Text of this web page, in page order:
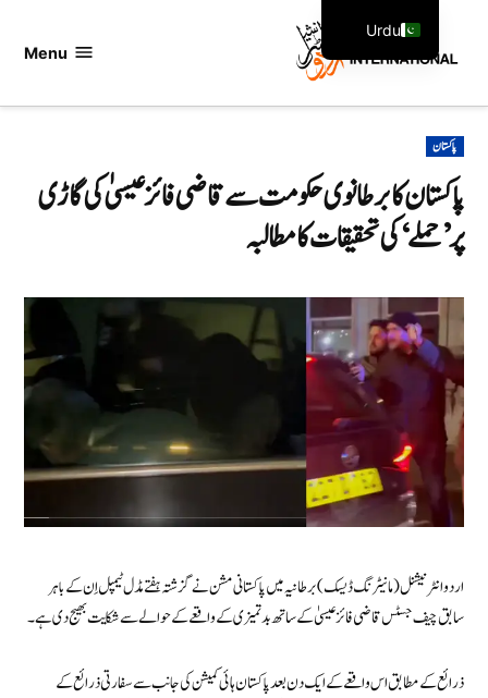
Menu
POSTED
IN
پاکستان
پاکستان کا برطانوی حکومت سے قاضی فائز عیسیٰ کی گاڑی
پر ’حملے‘ کی تحقیقات کا مطالبہ
اردو انٹرنیشنل (مانیٹرنگ ڈیسک) برطانیہ میں پاکستانی مشن نے گزشتہ ہفتے مڈل ٹیمپل اِن کے باہر
سابق چیف جسٹس قاضی فائز عیسیٰ کے ساتھ بدتمیزی کے واقعے کے حوالے سے شکایت بھیج دی ہے۔
ذرائع کے مطابق اس واقعے کے ایک دن بعد پاکستان ہائی کمیشن کی جانب سے سفارتی ذرائع کے
Urdu
English